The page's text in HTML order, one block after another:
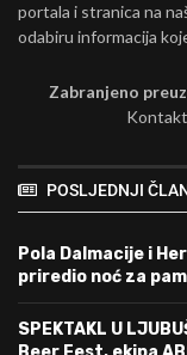
portala i stranica na
odabiru informacija
Zabranjeno
POSLJEDNJI
Pola Dalmacije i
priredio noć za
SPEKTAKL U